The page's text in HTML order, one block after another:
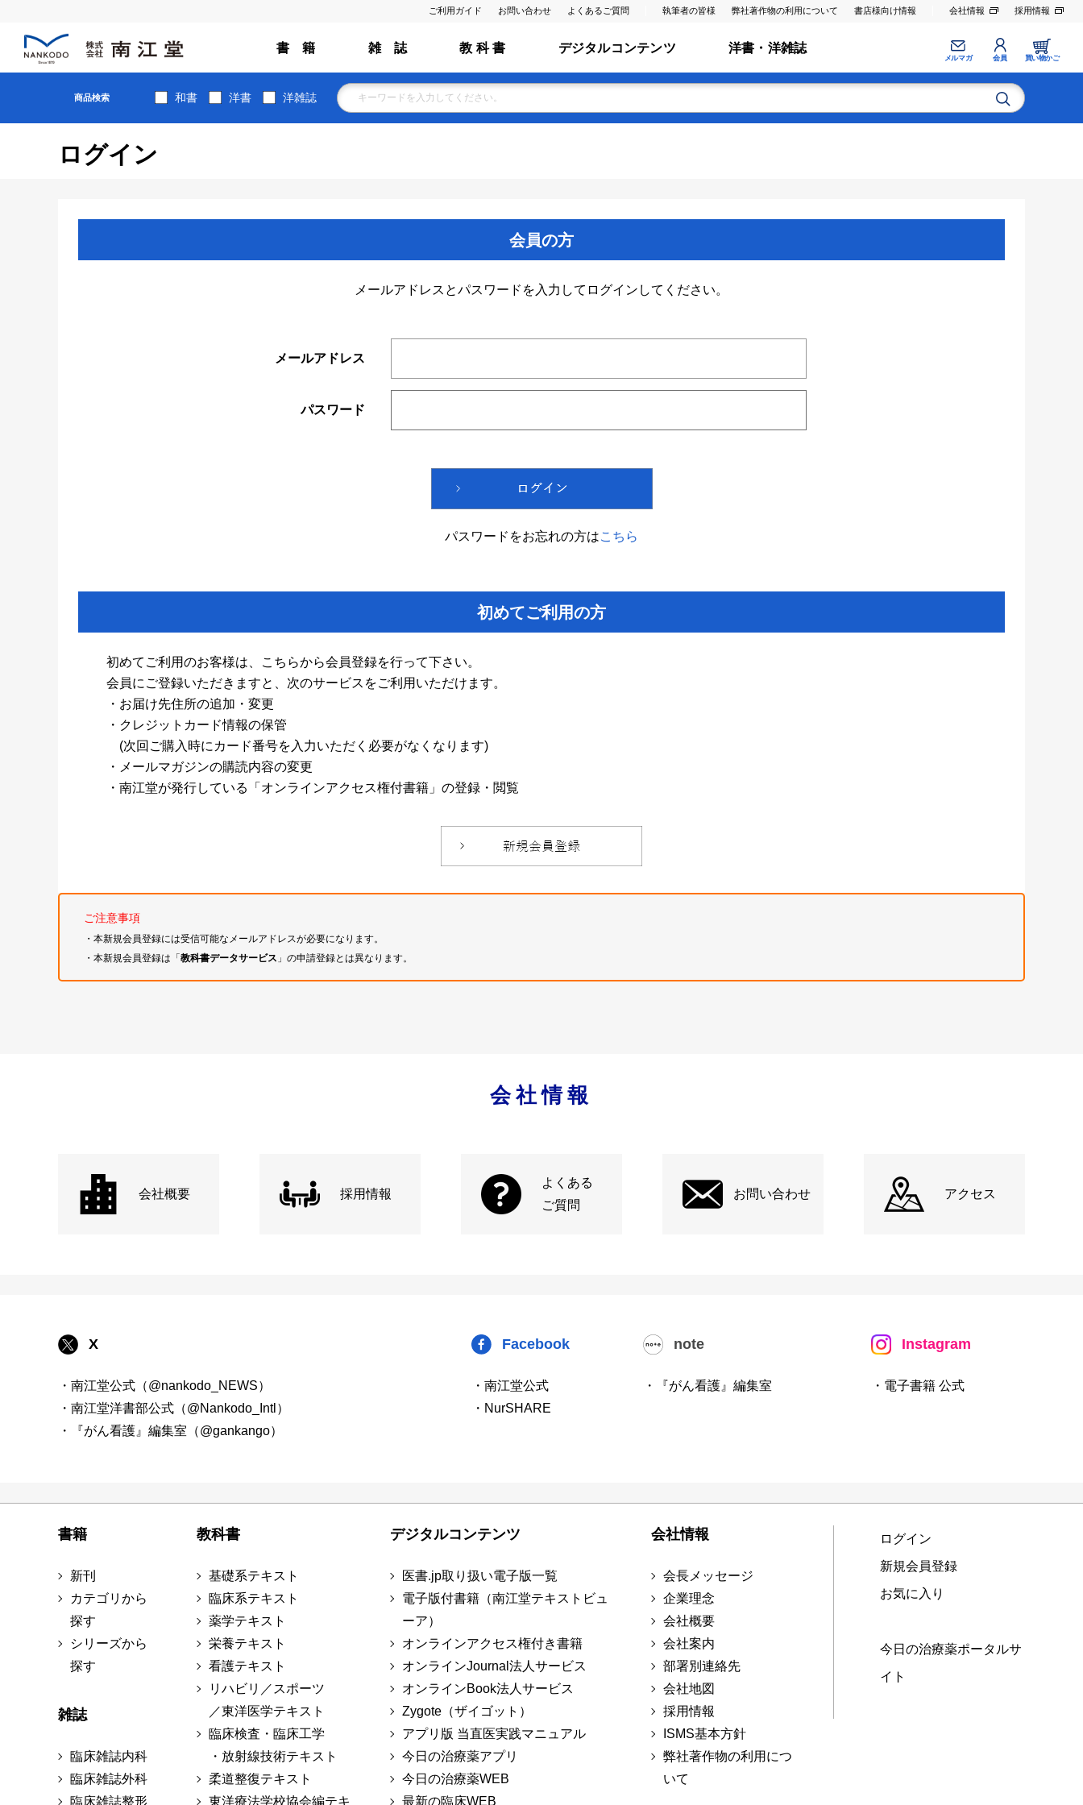
ご利用ガイド お問い合わせ よくあるご質問 執筆者の皆様 弊社著作物の利用について 書店様向け情報 会社情報 採用情報
書 籍 雑 誌 教 科 書 デジタルコンテンツ 洋書・洋雑誌
メルマガ 会員 買い物かご
商品検索 和書 洋書 洋雑誌
ログイン
会員の方
メールアドレスとパスワードを入力してログインしてください。
メールアドレス
パスワード
パスワードをお忘れの方はこちら
初めてご利用の方
初めてご利用のお客様は、こちらから会員登録を行って下さい。
会員にご登録いただきますと、次のサービスをご利用いただけます。
・お届け先住所の追加・変更
・クレジットカード情報の保管
(次回ご購入時にカード番号を入力いただく必要がなくなります)
・メールマガジンの購読内容の変更
・南江堂が発行している「オンラインアクセス権付書籍」の登録・閲覧
ご注意事項
・本新規会員登録には受信可能なメールアドレスが必要になります。
・本新規会員登録は「教科書データサービス 」の申請登録とは異なります。
会社情報
会社概要 採用情報
よくある
ご質問
お問い合わせ アクセス
X
・南江堂公式（@nankodo_NEWS）
・南江堂洋書部公式（@Nankodo_Intl）
・『がん看護』編集室（@gankango）
Facebook
・南江堂公式
・NurSHARE
note
・『がん看護』編集室
Instagram
・電子書籍 公式
書籍
新刊
カテゴリから
探す
シリーズから
探す
雑誌
臨床雑誌内科
臨床雑誌外科
臨床雑誌整形
教科書
基礎系テキスト
臨床系テキスト
薬学テキスト
栄養テキスト
看護テキスト
リハビリ／スポーツ
／東洋医学テキスト
臨床検査・臨床工学
・放射線技術テキスト
柔道整復テキスト
東洋療法学校協会編テキ
デジタルコンテンツ
医書.jp取り扱い電子版一覧
電子版付書籍（南江堂テキストビュ
ーア）
オンラインアクセス権付き書籍
オンラインJournal法人サービス
オンラインBook法人サービス
Zygote（ザイゴット）
アプリ版 当直医実践マニュアル
今日の治療薬アプリ
今日の治療薬WEB
最新の臨床WEB
会社情報
会長メッセージ
企業理念
会社概要
会社案内
部署別連絡先
会社地図
採用情報
ISMS基本方針
弊社著作物の利用につ
いて
ログイン
新規会員登録
お気に入り
今日の治療薬ポータルサ
イト